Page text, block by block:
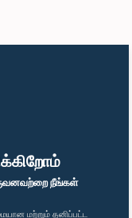
நீங்கள்
மற்றும் தனிப்பட்ட